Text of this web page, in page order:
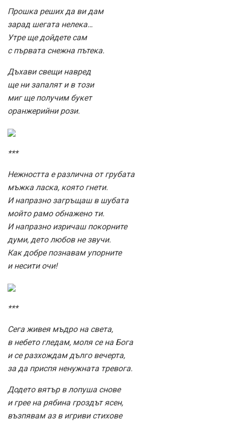
Прошка реших да ви дам
зарад шегата нелека…
Утре ще дойдете сам
с първата снежна пътека.
Дъхави свещи навред
ще ни запалят и в този
миг ще получим букет
оранжерийни рози.
***
Нежността е различна от грубата
мъжка ласка, която гнети.
И напразно загръщаш в шубата
мойто рамо обнажено ти.
И напразно изричаш покорните
думи, дето любов не звучи.
Как добре познавам упорните
и несити очи!
***
Сега живея мъдро на света,
в небето гледам, моля се на Бога
и се разхождам дълго вечерта,
за да приспя ненужната тревога.
Додето вятър в лопуша снове
и грее на рябина гроздът ясен,
възпявам аз в игриви стихове